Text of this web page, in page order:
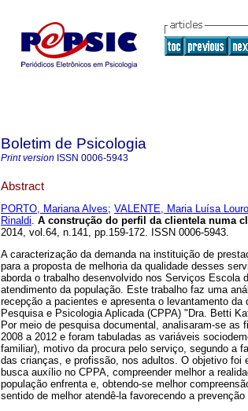
Boletim de Psicologia
Print version ISSN 0006-5943
Abstract
PORTO, Mariana Alves; VALENTE, Maria Luísa
Rinaldi. A construção do perfil da clientela numa
2014, vol.64, n.141, pp.159-172. ISSN 0006-5943.
A caracterização da demanda na instituição de
para a proposta de melhoria da qualidade desses
aborda o trabalho desenvolvido nos Serviços Escola
atendimento da população. Este trabalho faz uma
recepção a pacientes e apresenta o levantamento da
Pesquisa e Psicologia Aplicada (CPPA) "Dra. Betti
Por meio de pesquisa documental, analisaram-se as
2008 a 2012 e foram tabuladas as variáveis
familiar), motivo da procura pelo serviço, segundo a
das crianças, e profissão, nos adultos. O objetivo foi
busca auxílio no CPPA, compreender melhor a
população enfrenta e, obtendo-se melhor
sentido de melhor atendê-la favorecendo a prevenção